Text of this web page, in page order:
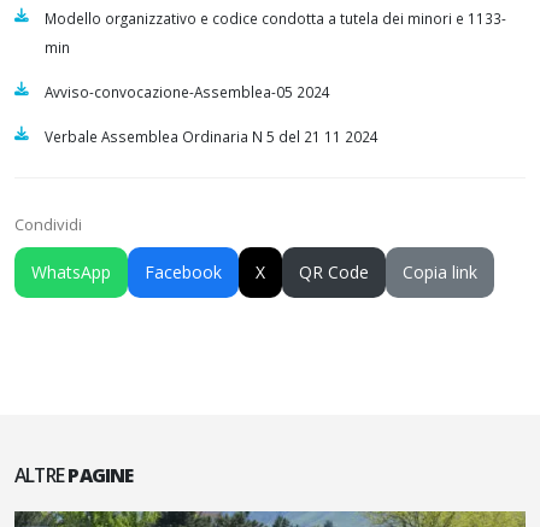
Modello organizzativo e codice condotta a tutela dei minori e 1133-
min
Avviso-convocazione-Assemblea-05 2024
Verbale Assemblea Ordinaria N 5 del 21 11 2024
Condividi
WhatsApp Facebook X QR Code Copia link
ALTREPAGINE